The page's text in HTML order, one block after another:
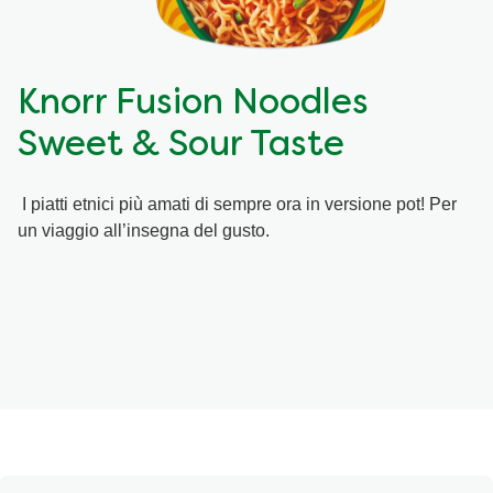
Ricette a base di cereali
Le ricette di Chiara Maci per Knorr
Knorr Fusion Noodles
Sweet & Sour Taste
I piatti etnici più amati di sempre ora in versione pot! Per
un viaggio all’insegna del gusto.